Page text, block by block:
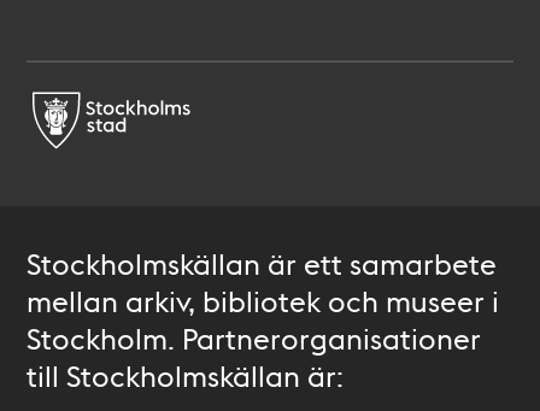
Stockholmskällan är ett samarbete
mellan arkiv, bibliotek och museer i
Stockholm. Partnerorganisationer
till Stockholmskällan är: